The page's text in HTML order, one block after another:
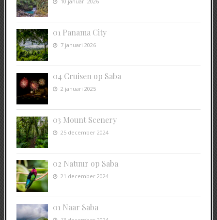
01 Panama City
7 januari 2026
04 Cruisen op Saba
2 januari 2025
03 Mount Scenery
25 december 2024
02 Natuur op Saba
21 december 2024
01 Naar Saba